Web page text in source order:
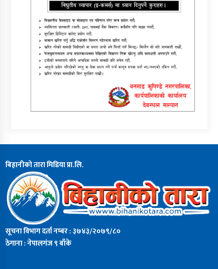
बिहानीको तारा मिडिया प्रा.लि.
सूचना विभाग दर्ता नम्बर : ३७४३/२०७९/८०
ठेगाना : नेपालगंज ९ बाँके